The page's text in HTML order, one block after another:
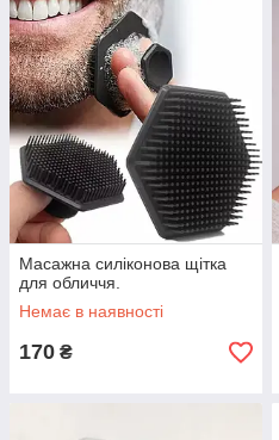
Масажна силіконова щітка
для обличчя.
Немає в наявності
170 ₴